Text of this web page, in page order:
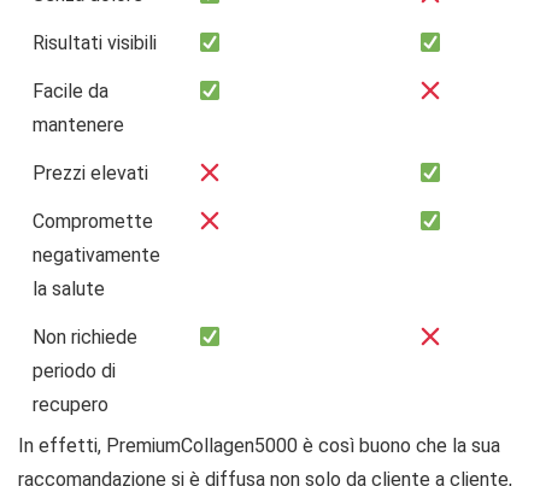
Risultati visibili
Facile da
mantenere
Prezzi elevati
Compromette
negativamente
la salute
Non richiede
periodo di
recupero
In effetti, PremiumCollagen5000 è così buono che la sua
raccomandazione si è diffusa non solo da cliente a cliente,